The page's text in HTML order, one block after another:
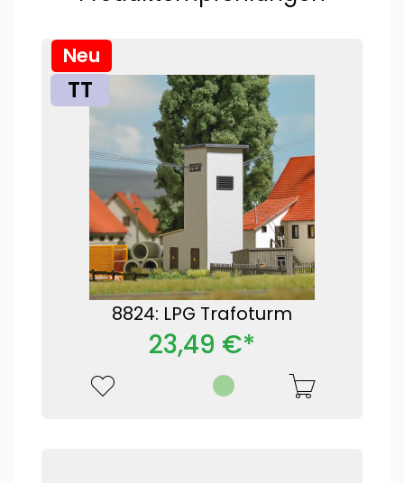
TT
8824: LPG Trafoturm
Neu
23,49 €*